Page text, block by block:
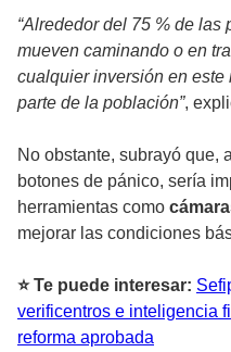
“Alrededor del 75 % de
mueven caminando o en
cualquier inversión en
parte de la población”,
No obstante, subrayó que,
botones de pánico, sería
herramientas como
mejorar las condiciones
⭐ Te puede interesar:
verificentros e inteligencia
reforma aprobada